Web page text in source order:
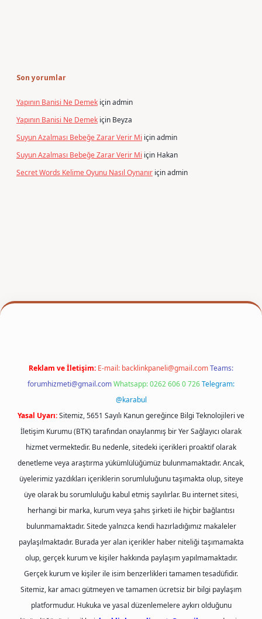
Son yorumlar
Yapının Banisi Ne Demek içinadmin
Yapının Banisi Ne Demek için Beyza
Suyun Azalması Bebeğe Zarar Verir Mi içinadmin
Suyun Azalması Bebeğe Zarar Verir Mi için Hakan
Secret Words Kelime Oyunu Nasıl Oynanır içinadmin
Reklam ve İletişim: E-mail: backlinkpaneli@gmail.comTeams:
forumhizmeti@gmail.comWhatsapp: 0262 606 0 726Telegram:
@karabul
Yasal Uyarı:Sitemiz, 5651 Sayılı Kanun gereğince Bilgi Teknolojileri ve
İletişim Kurumu (BTK) tarafından onaylanmış bir Yer Sağlayıcı olarak
hizmet vermektedir. Bu nedenle, sitedeki içerikleri proaktif olarak
denetleme veya araştırma yükümlülüğümüz bulunmamaktadır. Ancak,
üyelerimiz yazdıkları içeriklerin sorumluluğunu taşımakta olup, siteye
üye olarak bu sorumluluğu kabul etmiş sayılırlar. Bu internet sitesi,
herhangi bir marka, kurum veya şahıs şirketi ile hiçbir bağlantısı
bulunmamaktadır. Sitede yalnızca kendi hazırladığımız makaleler
paylaşılmaktadır. Burada yer alan içerikler haber niteliği taşımamakta
olup, gerçek kurum ve kişiler hakkında paylaşım yapılmamaktadır.
Gerçek kurum ve kişiler ile isim benzerlikleri tamamen tesadüfidir.
Sitemiz, kar amacı gütmeyen ve tamamen ücretsiz bir bilgi paylaşım
platformudur. Hukuka ve yasal düzenlemelere aykırı olduğunu